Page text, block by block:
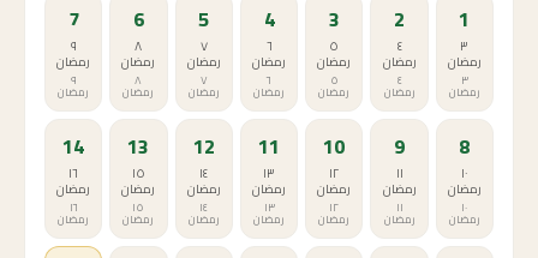
1
٣
رمضان
٣
رمضان
2
٤
رمضان
٤
رمضان
3
٥
رمضان
٥
رمضان
4
٦
رمضان
٦
رمضان
5
٧
رمضان
٧
رمضان
6
٨
رمضان
٨
رمضان
7
٩
رمضان
٩
رمضان
8
١٠
رمضان
١٠
رمضان
9
١١
رمضان
١١
رمضان
10
١٢
رمضان
١٢
رمضان
11
١٣
رمضان
١٣
رمضان
12
١٤
رمضان
١٤
رمضان
13
١٥
رمضان
١٥
رمضان
14
١٦
رمضان
١٦
رمضان